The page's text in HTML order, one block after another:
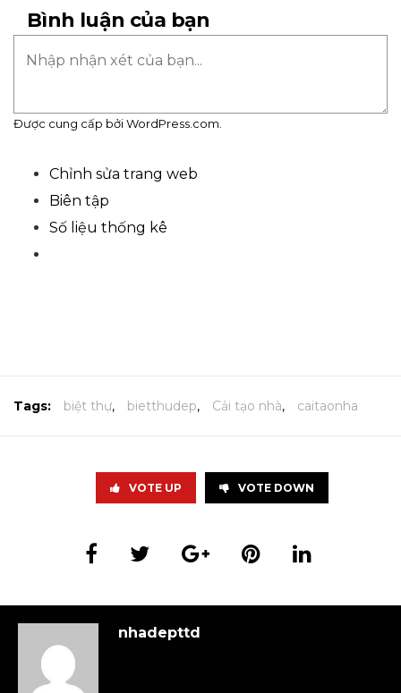
Bình luận của bạn
Được cung cấp bởi WordPress.com.
Chỉnh sửa trang web
Biên tập
Số liệu thống kê
Tags: biệt thự, bietthudep, Cải tạo nhà, caitaonha
VOTE UP VOTE DOWN
nhadepttd